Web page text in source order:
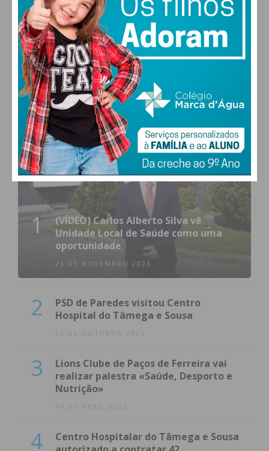
0
Followers
577
Readers
MAIS POPULARES
1
(VÍDEO) Carlos Alberto Silva vê
Unidade Local de Saúde como uma
oportunidade
23 DE NOVEMBRO 2023
2
PSD de Paredes visitou Centro
Hospital do Tâmega e Sousa
23 DE OUTUBRO 2023
3
Lions Clube de Paços de Ferreira vai
realizar palestra «Saúde, Desporto e
Nutrição»
14 DE ABRIL 2022
4
Centro Hospitalar do Tâmega e Sousa